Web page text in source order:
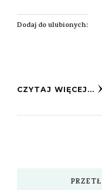
Dodaj do ulubionych:
CZYTAJ WIĘCEJ...